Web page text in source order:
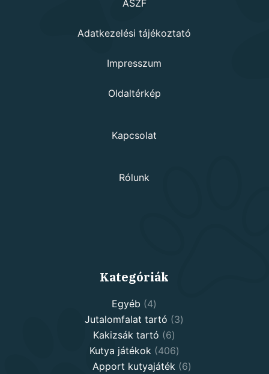
ÁSZF
Adatkezelési tájékoztató
Impresszum
Oldaltérkép
Kapcsolat
Rólunk
Kategóriák
Egyéb 44
products
Jutalomfalat tartó 33
Kakizsák tartó 66
products
Kutya játékok 406406
products
Apport kutyajáték 66